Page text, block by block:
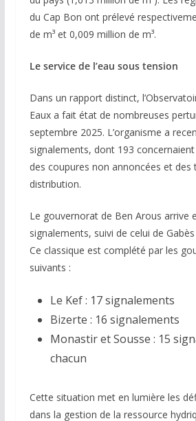
du Cap Bon ont prélevé
de m³ et 0,009 million de m³.
Le service de l’eau sous tension
Dans un rapport distinct,
Eaux a fait état de nombreuses
septembre 2025. L’organisme a
signalements, dont 193
des coupures non annoncées et des
distribution.
Le gouvernorat de Ben Arous arrive
signalements, suivi de celui de
Ce classique est complété par les
suivants :
Le Kef : 17 signalements
Bizerte : 16 signalements
Monastir et Sousse : 15
chacun
Cette situation met en lumière les
dans la gestion de la ressource